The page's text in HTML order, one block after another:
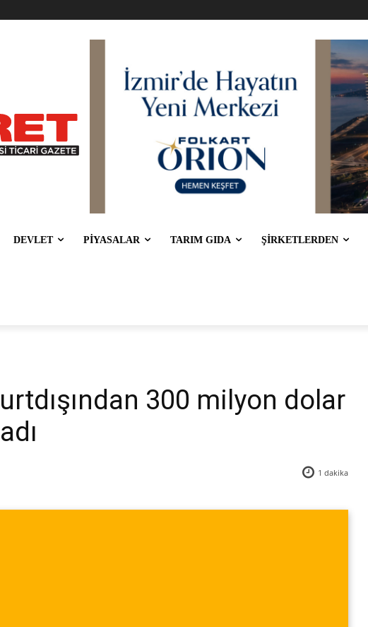
DEVLET PİYASALAR TARIM GIDA ŞİRKETLERDEN
300 milyon dolar
1 dakika